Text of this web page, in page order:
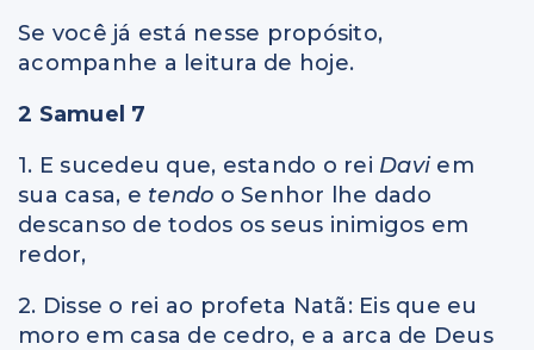
Se você já está nesse propósito,
acompanhe a leitura de hoje.
2 Samuel 7
1. E sucedeu que, estando o rei Davi em
sua casa, e tendo o Senhor lhe dado
descanso de todos os seus inimigos em
redor,
2. Disse o rei ao profeta Natã: Eis que eu
moro em casa de cedro, e a arca de Deus